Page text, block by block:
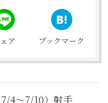
ア ブックマーク
4～7/10）射手